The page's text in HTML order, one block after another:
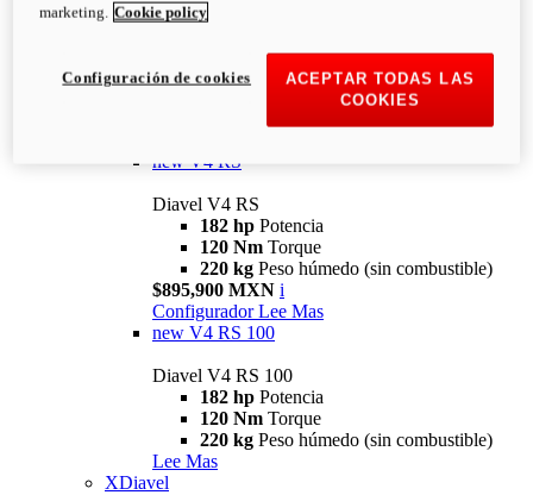
Diavel V4
126 NmTorque
223 kg
PESO HÚMEDO SIN
new V4 RS
Diavel V4 RS
182 hp Potencia
120 Nm Torque
220 kg Peso húmedo (sin combustible)
$895,900 MXN i
Configurador Lee Mas
new V4 RS 100
Diavel V4 RS 100
182 hp Potencia
120 Nm Torque
220 kg Peso húmedo (sin combustible)
Lee Mas
XDiavel
marketing. Cookie policy
ACEPTAR TODAS LAS
COOKIES
Configuración de cookies